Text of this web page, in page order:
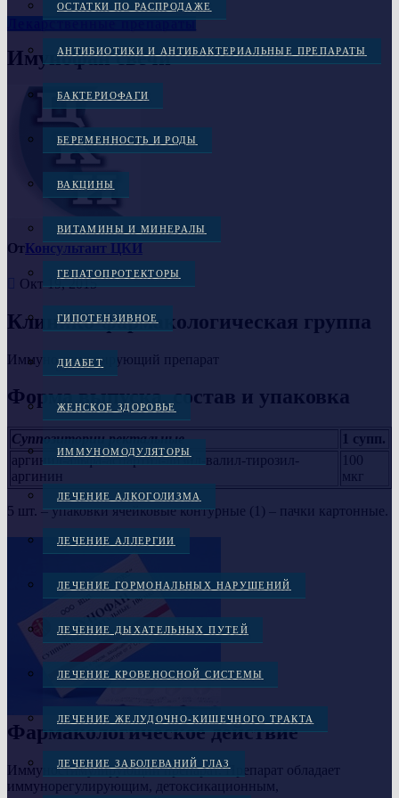
ОСТАТКИ ПО РАСПРОДАЖЕ
АНТИБИОТИКИ И АНТИБАКТЕРИАЛЬНЫЕ ПРЕПАРАТЫ
БАКТЕРИОФАГИ
БЕРЕМЕННОСТЬ И РОДЫ
ВАКЦИНЫ
ВИТАМИНЫ И МИНЕРАЛЫ
ГЕПАТОПРОТЕКТОРЫ
ГИПОТЕНЗИВНОЕ
ДИАБЕТ
ЖЕНСКОЕ ЗДОРОВЬЕ
ИММУНОМОДУЛЯТОРЫ
ЛЕЧЕНИЕ АЛКОГОЛИЗМА
ЛЕЧЕНИЕ АЛЛЕРГИИ
ЛЕЧЕНИЕ ГОРМОНАЛЬНЫХ НАРУШЕНИЙ
ЛЕЧЕНИЕ ДЫХАТЕЛЬНЫХ ПУТЕЙ
ЛЕЧЕНИЕ КРОВЕНОСНОЙ СИСТЕМЫ
ЛЕЧЕНИЕ ЖЕЛУДОЧНО-КИШЕЧНОГО ТРАКТА
ЛЕЧЕНИЕ ЗАБОЛЕВАНИЙ ГЛАЗ
Лекарственные препараты
Имунофан свечи
ОтКонсультант ЦКИ
Окт 19, 2015
Клинико-фармакологическая группа
Иммуностимулирующий препарат
Форма выпуска, состав и упаковка
Суппозитории ректальные
1 супп.
аргинил-альфа-аспартил-лизил-валил-тирозил-
аргинин
100
мкг
5 шт. – упаковки ячейковые контурные (1) – пачки картонные.
Фармакологическое действие
Иммуностимулирующий препарат. Препарат обладает
иммунорегулирующим, детоксикационным,